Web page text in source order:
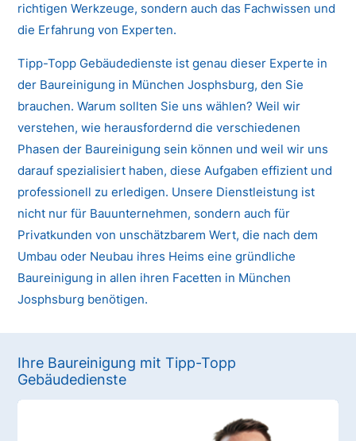
richtigen Werkzeuge, sondern auch das Fachwissen und
die Erfahrung von Experten.
Tipp-Topp Gebäudedienste ist genau dieser Experte in
der Baureinigung in München Josphsburg, den Sie
brauchen. Warum sollten Sie uns wählen? Weil wir
verstehen, wie herausfordernd die verschiedenen
Phasen der Baureinigung sein können und weil wir uns
darauf spezialisiert haben, diese Aufgaben effizient und
professionell zu erledigen. Unsere Dienstleistung ist
nicht nur für Bauunternehmen, sondern auch für
Privatkunden von unschätzbarem Wert, die nach dem
Umbau oder Neubau ihres Heims eine gründliche
Baureinigung in allen ihren Facetten in München
Josphsburg benötigen.
Ihre Baureinigung mit Tipp-Topp
Gebäudedienste